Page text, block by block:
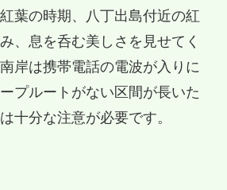
葉の時期、八丁出島付近の紅
、息を呑む美しさを見せてく
岸は携帯電話の電波が入りに
プルートがない区間が長いた
十分な注意が必要です。